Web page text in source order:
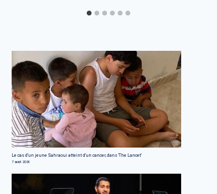
Le cas d'un jeune Sahraoui atteint d'un cancer, dans 'The Lancet'
7 août 2026